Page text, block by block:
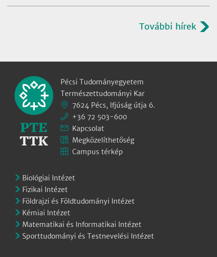
További hírek
Pécsi Tudományegyetem
Természettudományi Kar
7624 Pécs, Ifjúság útja 6.
+36 72 503-600
Kapcsolat
Megközelíthetőség
Campus térkép
Biológiai Intézet
Fizikai Intézet
Földrajzi és Földtudományi Intézet
Kémiai Intézet
Matematikai és Informatikai Intézet
Sporttudományi és Testnevelési Intézet